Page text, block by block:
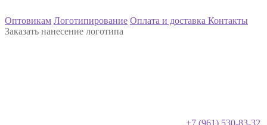
Оптовикам Логотипирование Оплата и доставка Контакты
Заказать нанесение логотипа
+7 (961) 530-83-32